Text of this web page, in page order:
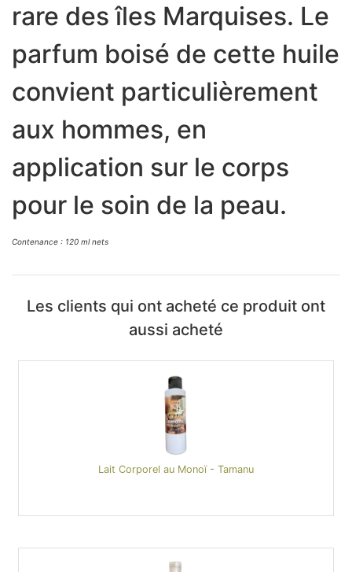
rare des îles Marquises. Le
parfum boisé de cette huile
convient particulièrement
aux hommes, en
application sur le corps
pour le soin de la peau.
Contenance : 120 ml nets
Les clients qui ont acheté ce produit ont
aussi acheté
Lait Corporel au Monoï - Tamanu